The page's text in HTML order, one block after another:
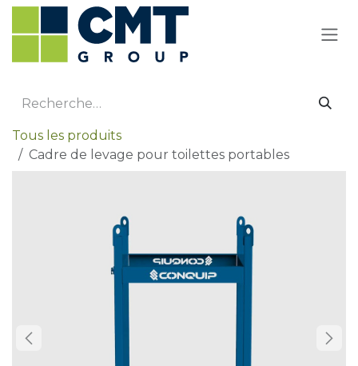
Se rendre au contenu
Tous les produits
Cadre de levage pour toilettes portables